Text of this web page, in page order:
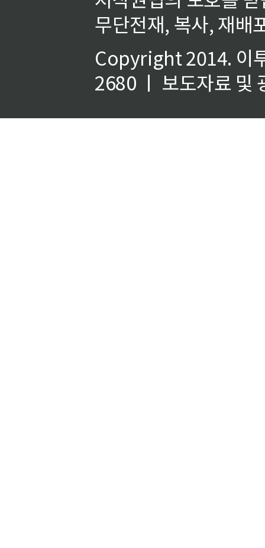
무단전재, 복사, 재배
Copyright 2014. 이
2680 ㅣ 보도자료